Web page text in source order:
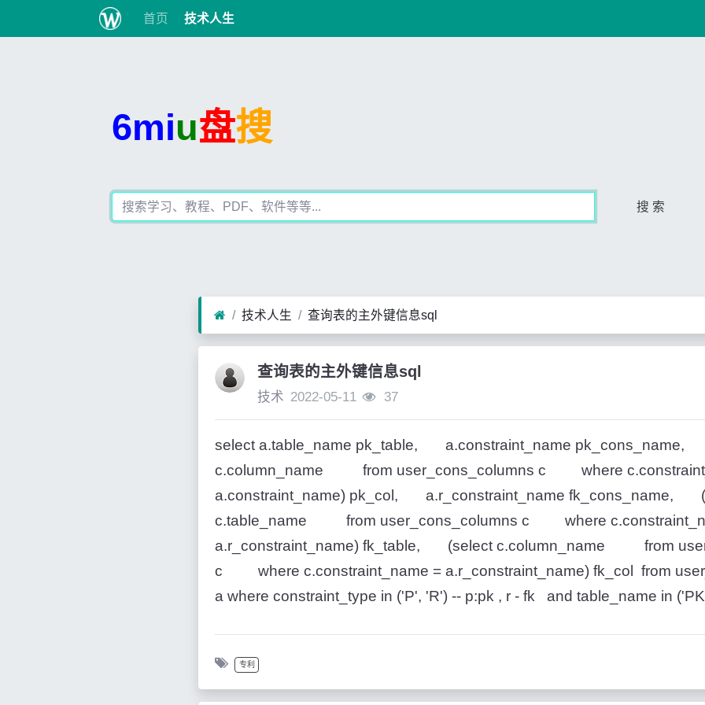
首页 技术人生
6miu盘搜
搜 索
技术人生 查询表的主外键信息sql
查询表的主外键信息sql
技术 2022-05-11 37
select a.table_name pk_table, a.constraint_name
c.column_name from user_cons_columns c where
a.constraint_name) pk_col, a.r_constraint_name fk_cons_name,
c.table_name from user_cons_columns c where
a.r_constraint_name) fk_table, (select c.column_name from
c where c.constraint_name = a.r_constraint_name) fk_col from
a where constraint_type in ('P', 'R') -- p:pk , r - fk and table_name in
专利